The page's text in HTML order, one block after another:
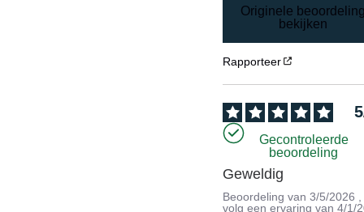
Originele
bekijken
Rapporteer
5
Gecontroleerde
beoordeling
Geweldig
Beoordeling van3/5/2026
volg een ervaring van4/1/